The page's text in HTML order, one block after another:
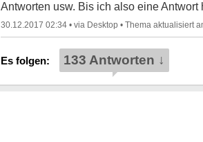
Antworten usw. Bis ich also eine
30.12.2017 02:34 • •
133 Antworten ↓